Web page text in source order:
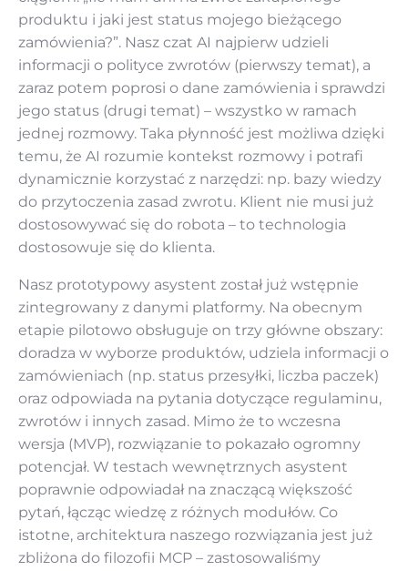
produktu i jaki jest status mojego bieżącego
zamówienia?”. Nasz czat AI najpierw udzieli
informacji o polityce zwrotów (pierwszy temat), a
zaraz potem poprosi o dane zamówienia i sprawdzi
jego status (drugi temat) – wszystko w ramach
jednej rozmowy. Taka płynność jest możliwa dzięki
temu, że AI rozumie kontekst rozmowy i potrafi
dynamicznie korzystać z narzędzi: np. bazy wiedzy
do przytoczenia zasad zwrotu. Klient nie musi już
dostosowywać się do robota – to technologia
dostosowuje się do klienta.
Nasz prototypowy asystent został już wstępnie
zintegrowany z danymi platformy. Na obecnym
etapie pilotowo obsługuje on trzy główne obszary:
doradza w wyborze produktów, udziela informacji o
zamówieniach (np. status przesyłki, liczba paczek)
oraz odpowiada na pytania dotyczące regulaminu,
zwrotów i innych zasad. Mimo że to wczesna
wersja (MVP), rozwiązanie to pokazało ogromny
potencjał. W testach wewnętrznych asystent
poprawnie odpowiadał na znaczącą większość
pytań, łącząc wiedzę z różnych modułów. Co
istotne, architektura naszego rozwiązania jest już
zbliżona do filozofii MCP – zastosowaliśmy